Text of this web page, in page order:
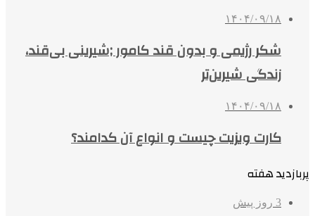
۱۴۰۴/۰۹/۱۸
شکر رژیمی و بدون قند کامور ;شیرینی بی‌قند،
زندگی شیرین‌تر
۱۴۰۴/۰۹/۱۸
کارت ویزیت چیست و انواع آن کدامند؟
پربازدید هفته
3 روز پیش